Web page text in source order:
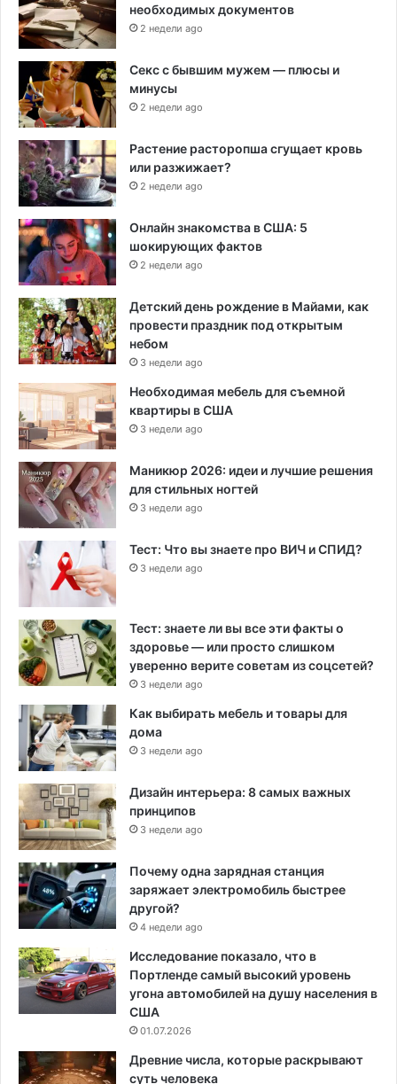
необходимых документов
2 недели ago
Секс с бывшим мужем — плюсы и
минусы
2 недели ago
Растение расторопша сгущает кровь
или разжижает?
2 недели ago
Онлайн знакомства в США: 5
шокирующих фактов
2 недели ago
Детский день рождение в Майами, как
провести праздник под открытым
небом
3 недели ago
Необходимая мебель для съемной
квартиры в США
3 недели ago
Маникюр 2026: идеи и лучшие решения
для стильных ногтей
3 недели ago
Тест: Что вы знаете про ВИЧ и СПИД?
3 недели ago
Тест: знаете ли вы все эти факты о
здоровье — или просто слишком
уверенно верите советам из соцсетей?
3 недели ago
Как выбирать мебель и товары для
дома
3 недели ago
Дизайн интерьера: 8 самых важных
принципов
3 недели ago
Почему одна зарядная станция
заряжает электромобиль быстрее
другой?
4 недели ago
Исследование показало, что в
Портленде самый высокий уровень
угона автомобилей на душу населения в
США
01.07.2026
Древние числа, которые раскрывают
суть человека